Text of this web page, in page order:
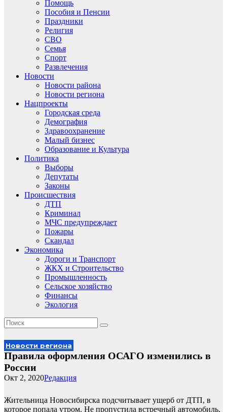
Помощь
Пособия и Пенсии
Праздники
Религия
СВО
Семья
Спорт
Развлечения
Новости
Новости района
Новости региона
Нацпроекты
Городская среда
Демография
Здравоохранение
Малый бизнес
Образование и Культура
Политика
Выборы
Депутаты
Законы
Происшествия
ДТП
Криминал
МЧС предупреждает
Пожары
Скандал
Экономика
Дороги и Транспорт
ЖКХ и Строительство
Промышленность
Сельское хозяйство
Финансы
Экология
Новости региона
Правила оформления ОСАГО изменились в
России
Редакция
Окт 2, 2020
Жительница Новосибирска подсчитывает ущерб от ДТП, в
которое попала утром. Не пропустила встречный автомобиль,